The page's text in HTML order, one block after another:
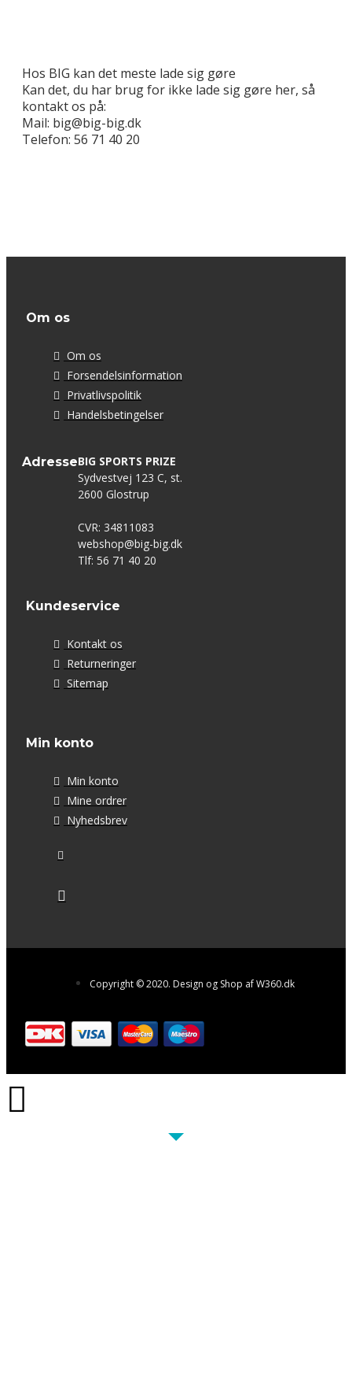
Hos BIG kan det meste lade sig gøre
Kan det, du har brug for ikke lade sig gøre her, så
kontakt os på:
Mail: big@big-big.dk
Telefon: 56 71 40 20
Om os
Om os
Forsendelsinformation
Privatlivspolitik
Handelsbetingelser
AdresseBIG SPORTS PRIZE
Sydvestvej 123 C, st.
2600 Glostrup
CVR: 34811083
webshop@big-big.dk
Tlf: 56 71 40 20
Kundeservice
Kontakt os
Returneringer
Sitemap
Min konto
Min konto
Mine ordrer
Nyhedsbrev
Copyright © 2020. Design og Shop af W360.dk